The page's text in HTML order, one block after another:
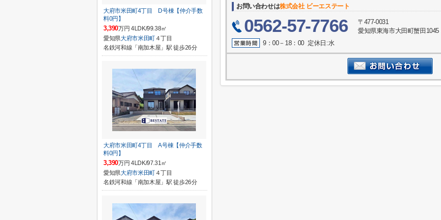
お問い合わせは株式会社 ビーエステート
0562-57-7766
〒477-0031
愛知県東海市大田町蟹田1045
9：00－18：00 定休日:水
大府市米田町4丁目 D号棟【仲介手数
料0円】
3,390万円 4LDK/99.38㎡
愛知県大府市米田町４丁目
名鉄河和線「南加木屋」駅 徒歩26分
大府市米田町4丁目 A号棟【仲介手数
料0円】
3,390万円 4LDK/97.31㎡
愛知県大府市米田町４丁目
名鉄河和線「南加木屋」駅 徒歩26分